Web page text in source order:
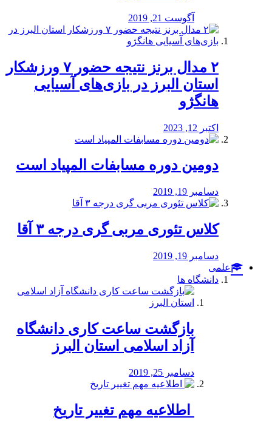
آگوست 21, 2019
۲ مدال برنز نتیجه حضور ۷ ورزشکار
استان البرز در بازی‌های آسیایی
هانگژو
اکتبر 12, 2023
دومین دوره مسابفات المپیاد است
دسامبر 19, 2019
کلاس تئوری مربی گری درجه ۳ آقا
دسامبر 19, 2019
علمی
دانشگاه ها
بازگشت ساعت کاری دانشگاه
آزاد اسلامی استان البرز
دسامبر 25, 2019
️ اطلاعیه مهم تغییر تاریخ